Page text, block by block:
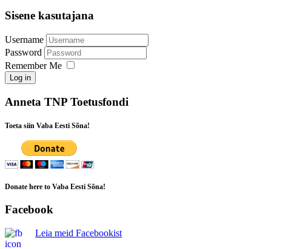
Sisene kasutajana
Username
Password
Remember Me
Log in
Anneta TNP Toetusfondi
Toeta siin Vaba Eesti Sõna!
Donate here to Vaba Eesti Sõna!
Facebook
Leia meid Facebookist